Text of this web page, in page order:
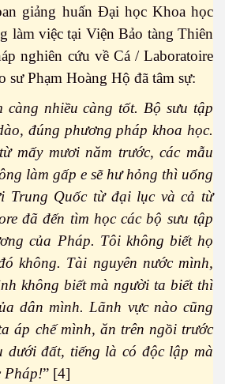
giảng huấn Đại học Khoa học
làm việc tại Viện Bảo tàng Thiên
nghiên cứu về Cá / Laboratoire
sư Phạm Hoàng Hộ đã tâm sự:
càng nhiều càng tốt. Bộ sưu tập
đúng phương pháp khoa học.
mấy mươi năm trước, các mẫu
làm gấp e sẽ hư hỏng thì uổng
Trung Quốc từ đại lục và cả từ
đã đến tìm học các bộ sưu tập
của Pháp. Tôi không biết họ
không. Tài nguyên nước mình,
không biết mà người ta biết thì
dân mình. Lãnh vực nào cũng
áp chế mình, ăn trên ngồi trước
dưới đất, tiếng là có độc lập mà
Pháp!” [4]
tình